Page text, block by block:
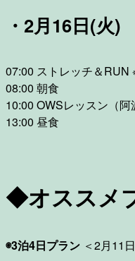
・2月16日(火)
07:00 ストレッチ＆RUN
08:00 朝食
10:00 OWSレッスン（阿
13:00 昼食
◆オススメ
◉3泊4日プラン ＜2月11